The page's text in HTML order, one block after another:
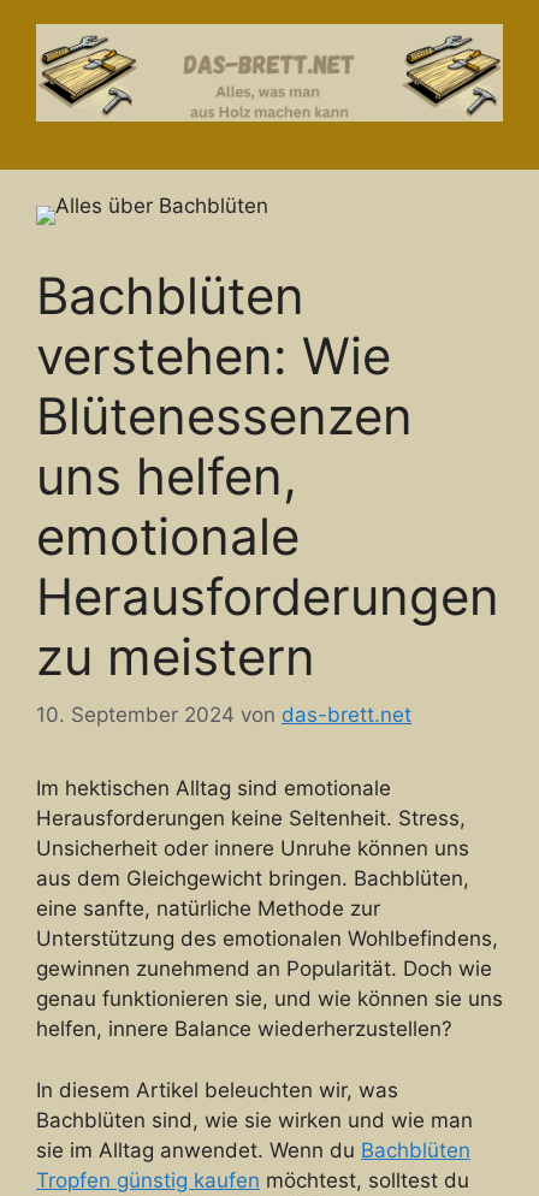
springen
Bachblüten
verstehen: Wie
Blütenessenzen
uns helfen,
emotionale
Herausforderungen
zu meistern
10. September 2024 von das-brett.net
Im hektischen Alltag sind emotionale
Herausforderungen keine Seltenheit. Stress,
Unsicherheit oder innere Unruhe können uns
aus dem Gleichgewicht bringen. Bachblüten,
eine sanfte, natürliche Methode zur
Unterstützung des emotionalen Wohlbefindens,
gewinnen zunehmend an Popularität. Doch wie
genau funktionieren sie, und wie können sie uns
helfen, innere Balance wiederherzustellen?
In diesem Artikel beleuchten wir, was
Bachblüten sind, wie sie wirken und wie man
sie im Alltag anwendet. Wenn du Bachblüten
Tropfen günstig kaufen möchtest, solltest du